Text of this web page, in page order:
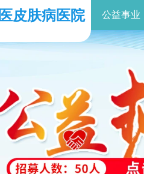
皮肤病医院 公益事业